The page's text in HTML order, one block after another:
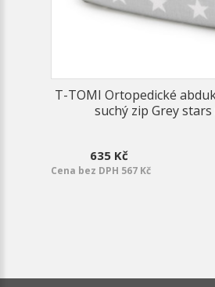
T-TOMI Ortopedické
suchý zip Grey
635 Kč
Cena bez DPH 567 Kč